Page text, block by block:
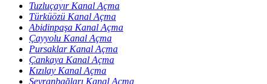
Tuzluçayır Kanal Açma
Türküözü Kanal Açma
Abidinpaşa Kanal Açma
Çayyolu Kanal Açma
Pursaklar Kanal Açma
Çankaya Kanal Açma
Kızılay Kanal Açma
Seyranbağları Kanal Açma